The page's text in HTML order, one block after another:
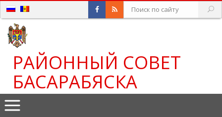
РАЙОННЫЙ СОВЕТ
БАСАРАБЯСКА